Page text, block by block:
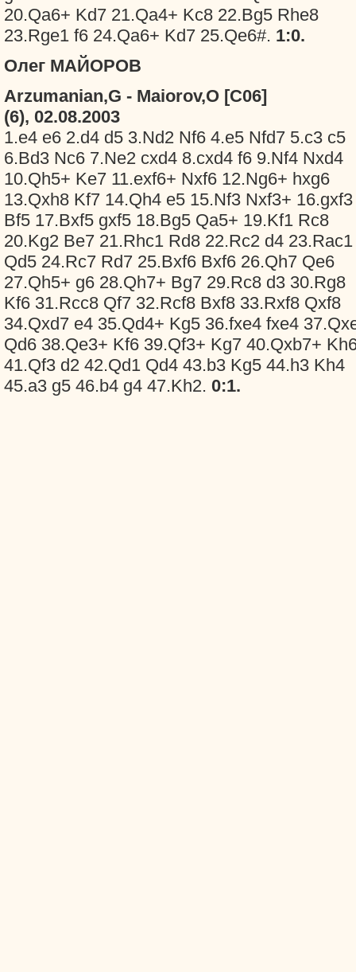
20.Qa6+ Kd7 21.Qa4+ Kc8 22.Bg5 Rhe8
23.Rge1 f6 24.Qa6+ Kd7 25.Qe6#. 1:0.
Олег МАЙОРОВ
Arzumanian,G - Maiorov,O [C06]
(6), 02.08.2003
1.e4 e6 2.d4 d5 3.Nd2 Nf6 4.e5 Nfd7 5.c3 c5
6.Bd3 Nc6 7.Ne2 cxd4 8.cxd4 f6 9.Nf4 Nxd4
10.Qh5+ Ke7 11.exf6+ Nxf6 12.Ng6+ hxg6
13.Qxh8 Kf7 14.Qh4 e5 15.Nf3 Nxf3+ 16.gxf3
Bf5 17.Bxf5 gxf5 18.Bg5 Qa5+ 19.Kf1 Rc8
20.Kg2 Be7 21.Rhc1 Rd8 22.Rc2 d4 23.Rac1
Qd5 24.Rc7 Rd7 25.Bxf6 Bxf6 26.Qh7 Qe6
27.Qh5+ g6 28.Qh7+ Bg7 29.Rc8 d3 30.Rg8
Kf6 31.Rcc8 Qf7 32.Rcf8 Bxf8 33.Rxf8 Qxf8
34.Qxd7 e4 35.Qd4+ Kg5 36.fxe4 fxe4
Qd6 38.Qe3+ Kf6 39.Qf3+ Kg7 40.Qxb7+
41.Qf3 d2 42.Qd1 Qd4 43.b3 Kg5 44.h3 Kh4
45.a3 g5 46.b4 g4 47.Kh2. 0:1.